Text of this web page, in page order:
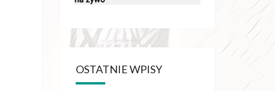
OSTATNIE WPISY